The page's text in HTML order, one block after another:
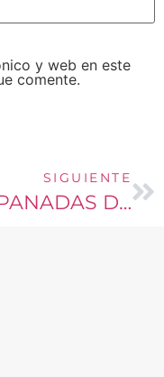
y web en este
comente.
SIGUIENTE
EMPANADAS DE PINO